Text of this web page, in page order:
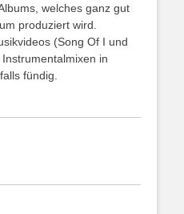
welches ganz gut
produziert wird.
(Song Of I und
in
fündig.